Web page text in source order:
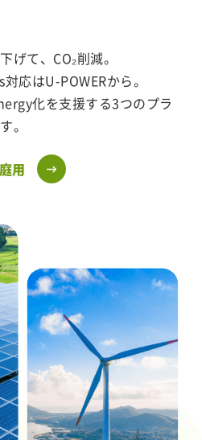
げて、CO₂削減。
応はU-POWERから。
化を支援する3つのプラ
。
用